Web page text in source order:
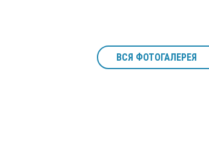
ВСЯ ФОТОГАЛЕРЕЯ